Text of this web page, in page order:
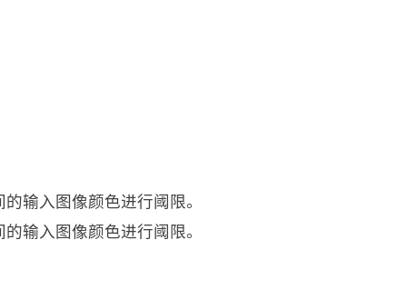
输入图像颜色进行阈限。
输入图像颜色进行阈限。